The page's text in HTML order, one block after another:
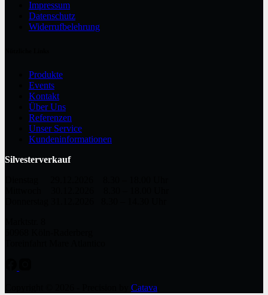
Impressum
Datenschutz
Widerrufbelehrung
Produkte
Events
Kontakt
Über Uns
Referenzen
Unser Service
Kundeninformationen
Silvesterverkauf
Catava